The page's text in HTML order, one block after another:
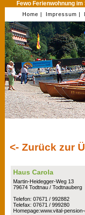
Fewo Ferienwohnung
Home | Impressum |
<- Zurück zur
Haus Carola
Martin-Heidegger-Weg 13
79674 Todtnau / Todtnauberg
Telefon: 07671 / 992882
Telefax: 07671 / 999280
Homepage:www.vital-pension-